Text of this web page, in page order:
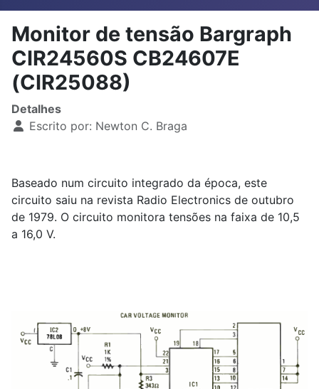
Monitor de tensão Bargraph
CIR24560S CB24607E
(CIR25088)
Detalhes
Escrito por: Newton C. Braga
Baseado num circuito integrado da época, este
circuito saiu na revista Radio Electronics de outubro
de 1979. O circuito monitora tensões na faixa de 10,5
a 16,0 V.